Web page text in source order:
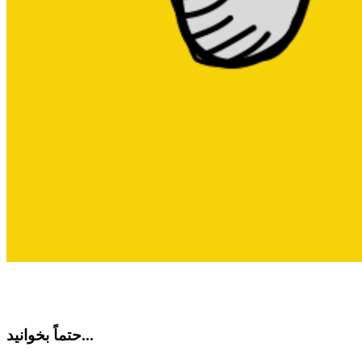
حتماً بخوانید...